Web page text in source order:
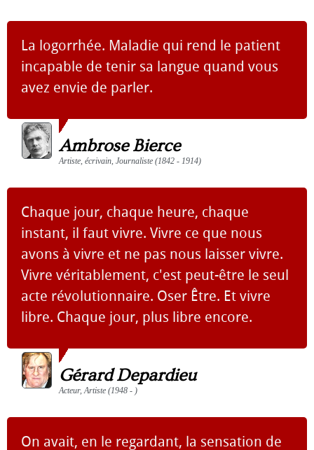
La logorrhée. Maladie qui rend le patient
incapable de tenir sa langue quand vous
avez envie de parler.
Ambrose Bierce
Artiste, écrivain, Journaliste (1842 - 1914)
Chaque jour, chaque heure, chaque
instant, il faut vivre. Vivre ce que nous
avons à vivre et ne pas nous laisser vivre.
Vivre véritablement, c'est peut-être le seul
acte révolutionnaire. Oser Être. Et vivre
libre. Chaque jour, plus libre encore.
Gérard Depardieu
Acteur, Artiste (1948 - )
On avait, en le regardant, la sensation de